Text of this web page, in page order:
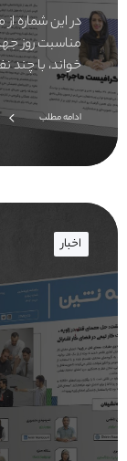
مناسبت روز
خواند، با چند
ادامه مطلب
اخبار